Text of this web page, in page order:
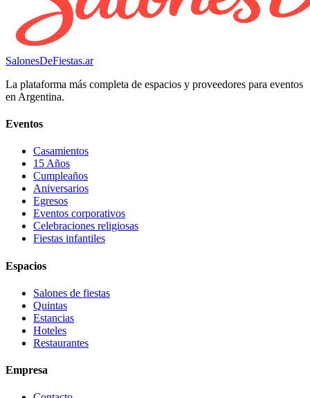
SalonesDeFiestas.ar
La plataforma más completa de espacios y proveedores para eventos
en Argentina.
Eventos
Casamientos
15 Años
Cumpleaños
Aniversarios
Egresos
Eventos corporativos
Celebraciones religiosas
Fiestas infantiles
Espacios
Salones de fiestas
Quintas
Estancias
Hoteles
Restaurantes
Empresa